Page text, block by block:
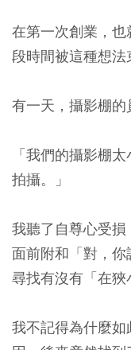
在第一次創業，
段時間被這種想法
有一天，攝影棚的
「我們的攝影棚
拍攝。」
我聽了自尊心受
面前附和「對，
尋找有沒有「在狹
我不記得為什麼